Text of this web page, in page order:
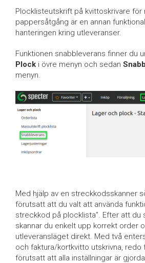
Plocklisteutskrift på kvittoskrivare för
pappersåtgång är en annan
hanteringen kring utleveranser.
Funktionen snabbleverans finner du
Plock i övre menyn och sedan
menyn.
Med hjälp av en streckkodsskanner
förutsatt att du valt att använda
streckkod på plocklista”. Efter att du
skannar du enkelt upp korrekt order
utleveransläget direkt. Med två
och faktura/kortkvitto utskrivna, redo
förutsatt att alla inställningar är